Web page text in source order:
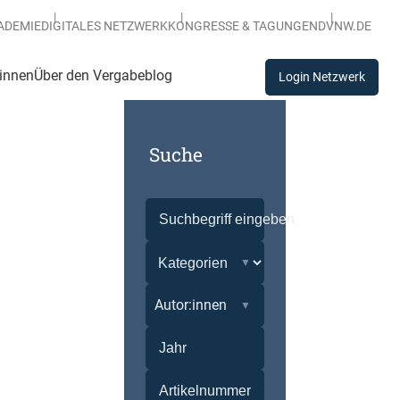
DIGITALES NETZWERKKONGRESSE & TAGUNGENDVNW.DE
Über den Vergabeblog Login Netzwerk
Suche
Autor:innen